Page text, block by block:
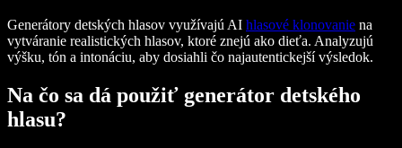
Generátory detských hlasov využívajú AI hlasové klonovanie na
vytváranie realistických hlasov, ktoré znejú ako dieťa. Analyzujú
výšku, tón a intonáciu, aby dosiahli čo najautentickejší výsledok.
Na čo sa dá použiť generátor detského
hlasu?